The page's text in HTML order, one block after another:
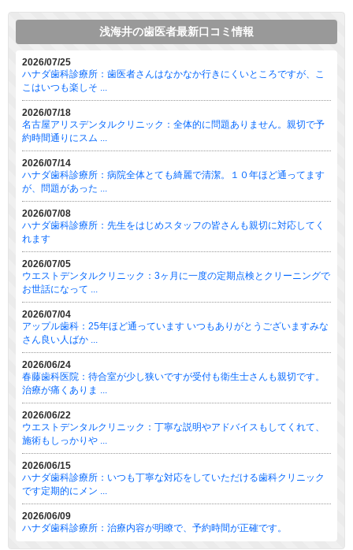
浅海井の歯医者最新口コミ情報
2026/07/25
ハナダ歯科診療所：歯医者さんはなかなか行きにくいところですが、こ
こはいつも楽しそ ...
2026/07/18
名古屋アリスデンタルクリニック：全体的に問題ありません。親切で予
約時間通りにスム ...
2026/07/14
ハナダ歯科診療所：病院全体とても綺麗で清潔。１０年ほど通ってます
が、問題があった ...
2026/07/08
ハナダ歯科診療所：先生をはじめスタッフの皆さんも親切に対応してく
れます
2026/07/05
ウエストデンタルクリニック：3ヶ月に一度の定期点検とクリーニングで
お世話になって ...
2026/07/04
アップル歯科：25年ほど通っています いつもありがとうございますみな
さん良い人ばか ...
2026/06/24
春藤歯科医院：待合室が少し狭いですが受付も衛生士さんも親切です。
治療が痛くありま ...
2026/06/22
ウエストデンタルクリニック：丁寧な説明やアドバイスもしてくれて、
施術もしっかりや ...
2026/06/15
ハナダ歯科診療所：いつも丁寧な対応をしていただける歯科クリニック
です定期的にメン ...
2026/06/09
ハナダ歯科診療所：治療内容が明瞭で、予約時間が正確です。